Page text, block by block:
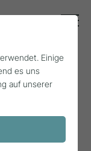
ersten
und
Einige
es uns
auf unserer